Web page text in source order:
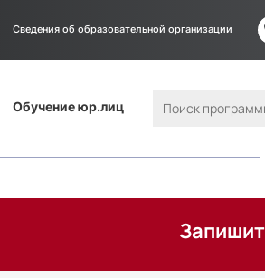
Сведения
Сведения об образовательной организации
Обучение юр.лиц
Запишитесь в